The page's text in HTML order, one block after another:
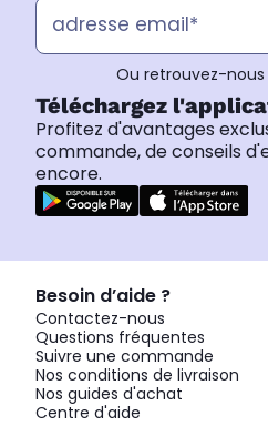
Ou retrouvez-nous
Téléchargez
Profitez d'avantages
commande, de conseils
encore.
Besoin d’aide ?
Contactez-nous
Questions fréquentes
Suivre une commande
Nos conditions de livraison
Nos guides d'achat
Centre d'aide